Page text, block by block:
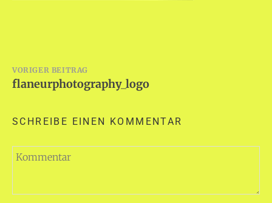
Beitragsnavigation
VORIGER BEITRAG
flaneurphotography_logo
SCHREIBE EINEN KOMMENTAR